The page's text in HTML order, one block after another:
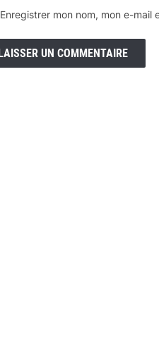
Enregistrer mon nom, mon e-